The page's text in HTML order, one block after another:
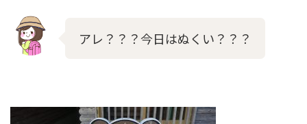
アレ？？？今日はぬくい？？？